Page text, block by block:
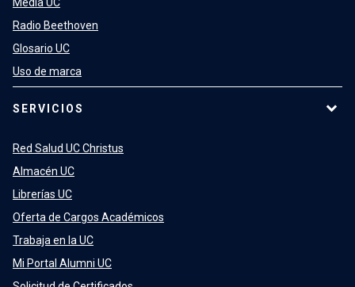
Media UC
Radio Beethoven
Glosario UC
Uso de marca
SERVICIOS
Red Salud UC Christus
Almacén UC
Librerías UC
Oferta de Cargos Académicos
Trabaja en la UC
Mi Portal Alumni UC